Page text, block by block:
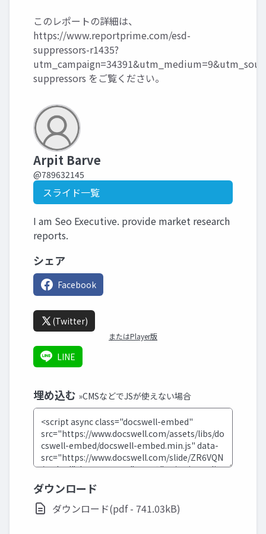
このレポートの詳細は、
https://www.reportprime.com/esd-
suppressors-r1435?
suppressors をご覧ください。
Arpit Barve
@789632145
スライド一覧
I am Seo Executive. provide market research
reports.
シェア
Facebook
(Twitter)
またはPlayer版
LINE
埋め込む »CMSなどでJSが使えない場合
ダウンロード
ダウンロード(pdf - 741.03kB)